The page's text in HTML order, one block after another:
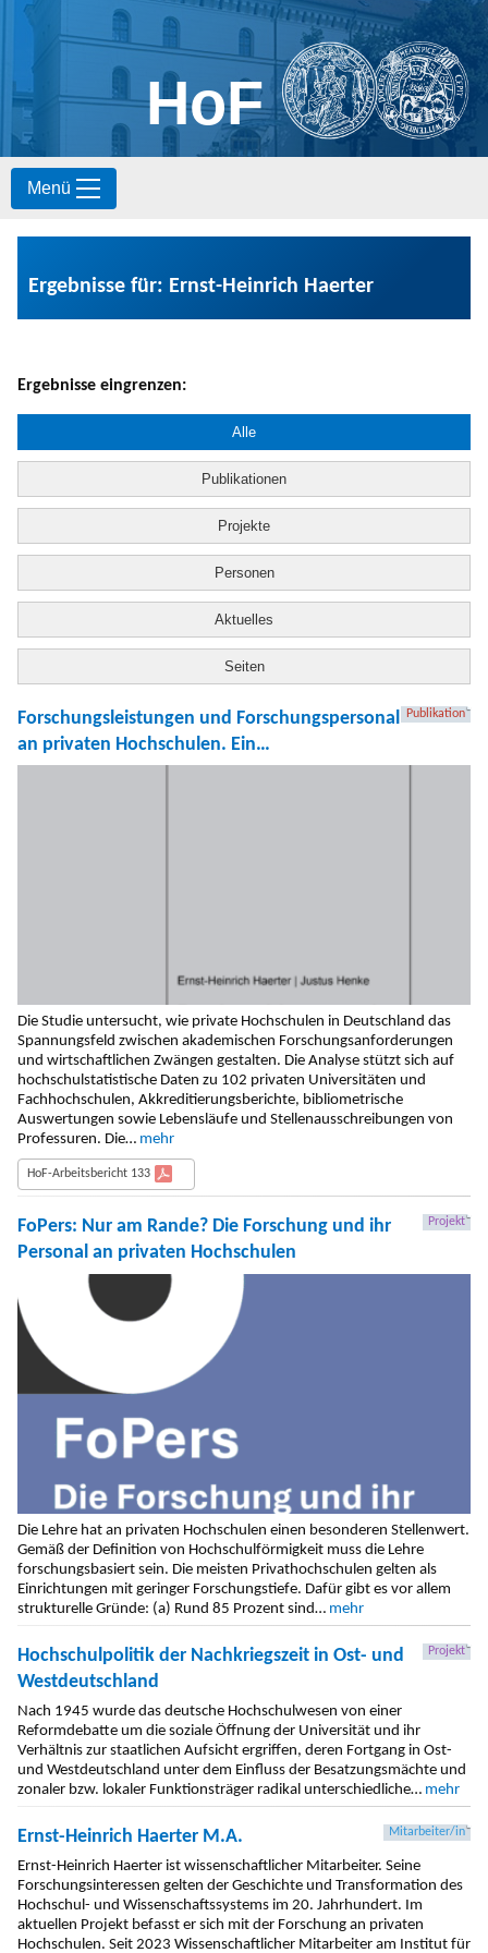
HoF
Menü
Ergebnisse für: Ernst-Heinrich Haerter
Ergebnisse eingrenzen:
Alle
Publikationen
Projekte
Personen
Aktuelles
Seiten
Publikation
Forschungsleistungen und Forschungspersonal
an privaten Hochschulen. Ein
multiperspektivischer Überblick
Die Studie untersucht, wie private Hochschulen in Deutschland das
Spannungsfeld zwischen akademischen Forschungsanforderungen
und wirtschaftlichen Zwängen gestalten. Die Analyse stützt sich auf
hochschulstatistische Daten zu 102 privaten Universitäten und
Fachhochschulen, Akkreditierungsberichte, bibliometrische
Auswertungen sowie Lebensläufe und Stellenausschreibungen von
Professuren. Die… mehr
HoF-Arbeitsbericht 133
Projekt
FoPers: Nur am Rande? Die Forschung und ihr
Personal an privaten Hochschulen
Die Lehre hat an privaten Hochschulen einen besonderen Stellenwert.
Gemäß der Definition von Hochschulförmigkeit muss die Lehre
forschungsbasiert sein. Die meisten Privathochschulen gelten als
Einrichtungen mit geringer Forschungstiefe. Dafür gibt es vor allem
strukturelle Gründe: (a) Rund 85 Prozent sind… mehr
Projekt
Hochschulpolitik der Nachkriegszeit in Ost- und
Westdeutschland
Nach 1945 wurde das deutsche Hochschulwesen von einer
Reformdebatte um die soziale Öffnung der Universität und ihr
Verhältnis zur staatlichen Aufsicht ergriffen, deren Fortgang in Ost-
und Westdeutschland unter dem Einfluss der Besatzungsmächte und
zonaler bzw. lokaler Funktionsträger radikal unterschiedliche… mehr
Mitarbeiter/in
Ernst-Heinrich Haerter M.A.
Ernst-Heinrich Haerter ist wissenschaftlicher Mitarbeiter. Seine
Forschungsinteressen gelten der Geschichte und Transformation des
Hochschul- und Wissenschaftssystems im 20. Jahrhundert. Im
aktuellen Projekt befasst er sich mit der Forschung an privaten
Hochschulen. Seit 2023 Wissenschaftlicher Mitarbeiter am Institut für